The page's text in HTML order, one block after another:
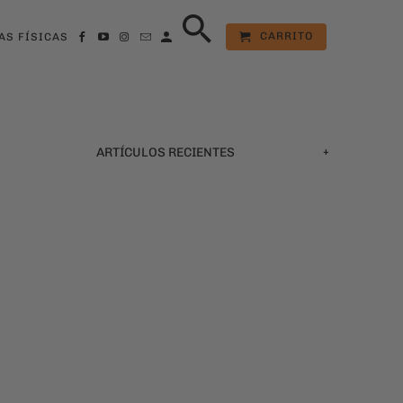
FÍSICAS CARRITO
+
ARTÍCULOS RECIENTES